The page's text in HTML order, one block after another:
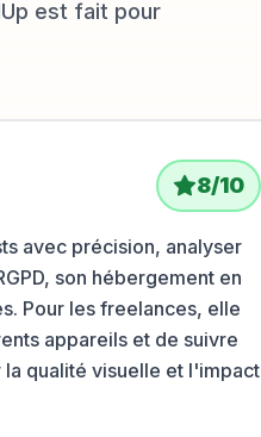
est fait pour
8/10
avec précision, analyser
son hébergement en
Pour les freelances, elle
appareils et de suivre
qualité visuelle et l'impact